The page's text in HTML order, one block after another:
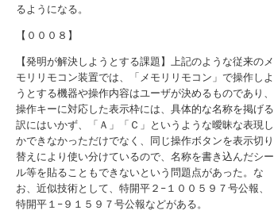
るようになる。
【０００８】
【発明が解決しようとする課題】上記のような従来のメ
モリリモコン装置では、「メモリリモコン」で操作しよ
うとする機器や操作内容はユーザが決めるものであり、
操作キーに対応した表示枠には、具体的な名称を掲げる
訳にはいかず、「Ａ」「Ｃ」というような曖昧な表現し
かできなかっただけでなく、同じ操作ボタンを表示切り
替えにより使い分けているので、名称を書き込んだシー
ル等を貼ることもできないという問題点があった。な
お、近似技術として、特開平２−１００５９７号公報、
特開平１−９１５９７号公報などがある。